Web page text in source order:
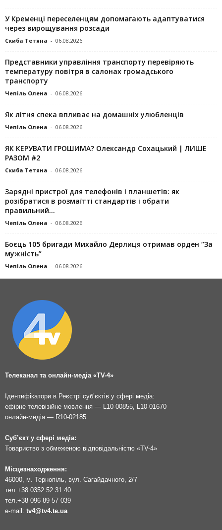
У Кременці переселенцям допомагають адаптуватися
через вирощування розсади
Скиба Тетяна - 06.08.2026
Представники управління транспорту перевіряють
температуру повітря в салонах громадського
транспорту
Чепіль Олена - 06.08.2026
Як літня спека впливає на домашніх улюбленців
Чепіль Олена - 06.08.2026
ЯК КЕРУВАТИ ГРОШИМА? Олександр Сохацький | ЛИШЕ
РАЗОМ #2
Скиба Тетяна - 06.08.2026
Зарядні пристрої для телефонів і планшетів: як
розібратися в розмаїтті стандартів і обрати
правильний...
Чепіль Олена - 06.08.2026
Боєць 105 бригади Михайло Дерлиця отримав орден “За
мужність”
Чепіль Олена - 06.08.2026
Телеканал та онлайн-медіа «TV-4»
Ідентифікатори в Реєстрі суб’єктів у сфері медіа:
ефірне телевізійне мовлення — L10-00855, L10-01670
онлайн-медіа — R10-02185
Суб’єкт у сфері медіа:
Товариство з обмеженою відповідальністю «TV-4»
Місцезнаходження:
46000, м. Тернопіль, вул. Сагайдачного, 2/7
тел. +38 0352 52 31 40
тел. +38 096 89 57 039
e-mail: tv4@tv4.te.ua